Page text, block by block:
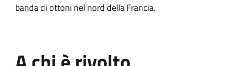
banda di ottoni nel nord della Francia.